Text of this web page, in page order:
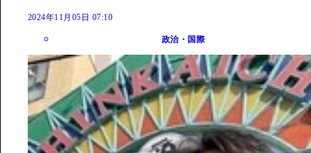
2024年11月05日 07:10
政治・国際